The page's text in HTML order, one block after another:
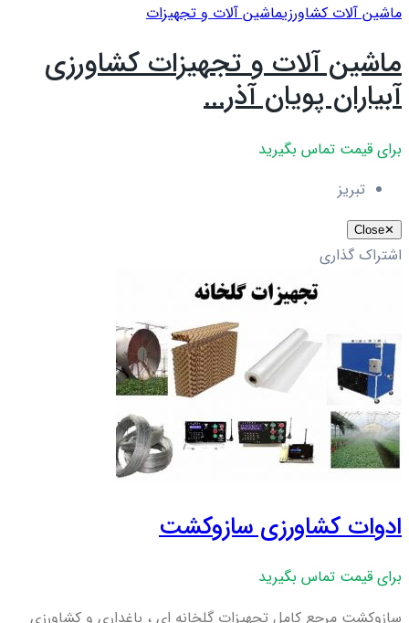
ماشین آلات کشاورزیماشین آلات و تجهیزات
ماشین آلات و تجهیزات کشاورزی
آبیاران پویان آذر...
برای قیمت تماس بگیرید
تبریز
✕
Close
اشتراک گذاری
ادوات کشاورزی سازوکشت
برای قیمت تماس بگیرید
سازوکشت مرجع کامل تجهیزات گلخانه ای ، باغداری و کشاورزی